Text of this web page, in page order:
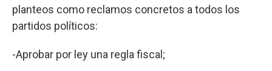
planteos como reclamos concretos a todos los
partidos políticos:
-Aprobar por ley una regla fiscal;